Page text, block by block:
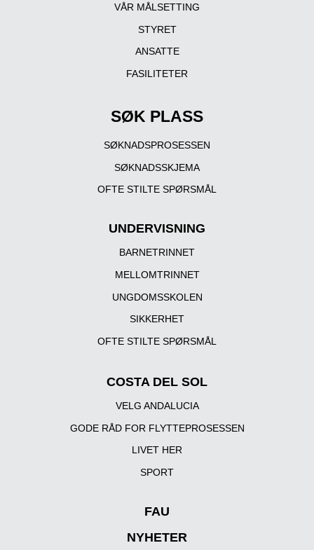
VÅR MÅLSETTING
STYRET
ANSATTE
FASILITETER
SØK PLASS
SØKNADSPROSESSEN
SØKNADSSKJEMA
OFTE STILTE SPØRSMÅL
UNDERVISNING
BARNETRINNET
MELLOMTRINNET
UNGDOMSSKOLEN
SIKKERHET
OFTE STILTE SPØRSMÅL
COSTA DEL SOL
VELG ANDALUCIA
GODE RÅD FOR FLYTTEPROSESSEN
LIVET HER
SPORT
FAU
NYHETER